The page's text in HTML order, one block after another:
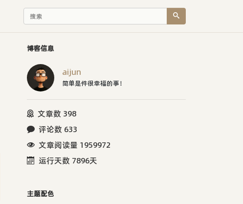
博客信息
aijun
简单是件很幸福的事！
文章数 398
评论数 633
文章阅读量 1959972
运行天数 7896天
主题配色